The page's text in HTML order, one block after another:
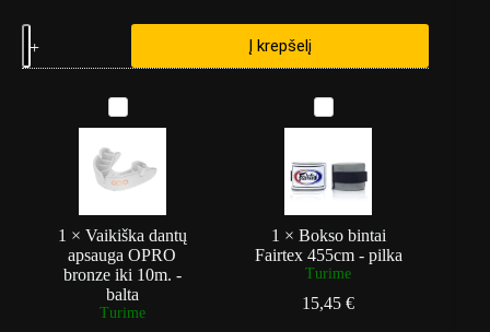
Į krepšelį
V
k
i
k
a
d
a
n
t
1 × Vaikiška dantų
apsauga OPRO
bronze iki 10m. -
balta
Turime
B
s
o
b
i
n
t
a
F
1 × Bokso bintai
Fairtex 455cm - pilka
Turime
15,45€